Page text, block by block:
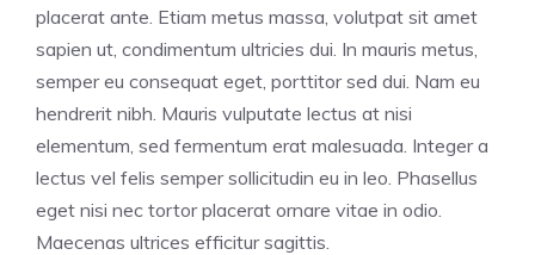
placerat ante. Etiam metus massa, volutpat sit amet
sapien ut, condimentum ultricies dui. In mauris metus,
semper eu consequat eget, porttitor sed dui. Nam eu
hendrerit nibh. Mauris vulputate lectus at nisi
elementum, sed fermentum erat malesuada. Integer a
lectus vel felis semper sollicitudin eu in leo. Phasellus
eget nisi nec tortor placerat ornare vitae in odio.
Maecenas ultrices efficitur sagittis.